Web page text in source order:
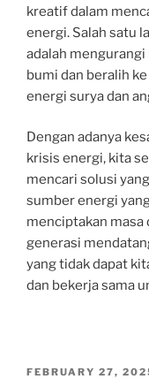
kreatif dalam
energi. Salah satu
adalah
bumi dan beralih
energi surya dan
Dengan adanya
krisis energi, kita
mencari solusi
sumber energi
menciptakan masa
generasi
yang tidak dapat
dan bekerja sama
POSTED
FEBRUARY 27,